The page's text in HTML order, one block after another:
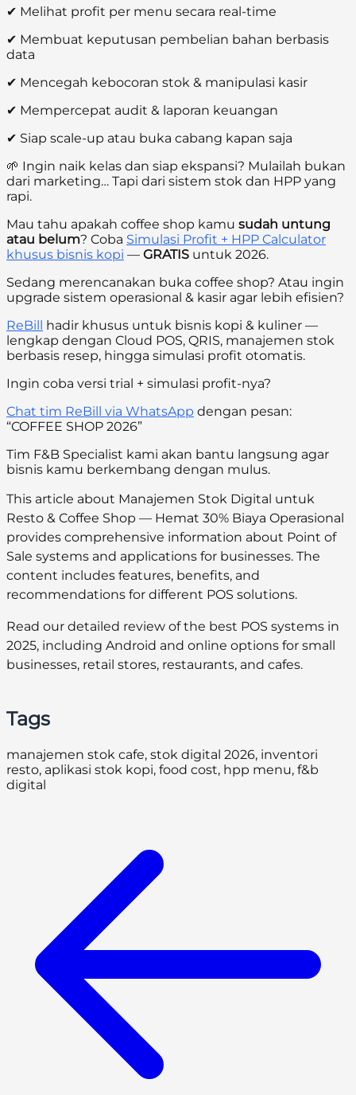
✔ Melihat profit per menu secara real-time
✔ Membuat keputusan pembelian bahan berbasis
data
✔ Mencegah kebocoran stok & manipulasi kasir
✔ Mempercepat audit & laporan keuangan
✔ Siap scale-up atau buka cabang kapan saja
🌱 Ingin naik kelas dan siap ekspansi? Mulailah bukan
dari marketing… Tapi dari sistem stok dan HPP yang
rapi.
Mau tahu apakah coffee shop kamu sudah untung
atau belum? Coba Simulasi Profit + HPP Calculator
khusus bisnis kopi — GRATIS untuk 2026.
Sedang merencanakan buka coffee shop? Atau ingin
upgrade sistem operasional & kasir agar lebih efisien?
ReBill
hadir khusus untuk bisnis kopi & kuliner —
lengkap dengan Cloud POS, QRIS, manajemen stok
berbasis resep, hingga simulasi profit otomatis.
Ingin coba versi trial + simulasi profit-nya?
Chat tim ReBill via WhatsApp dengan pesan:
“COFFEE SHOP 2026”
Tim F&B Specialist kami akan bantu langsung agar
bisnis kamu berkembang dengan mulus.
This article about Manajemen Stok Digital untuk
Resto & Coffee Shop — Hemat 30% Biaya Operasional
provides comprehensive information about Point of
Sale systems and applications for businesses. The
content includes features, benefits, and
recommendations for different POS solutions.
Read our detailed review of the best POS systems in
2025, including Android and online options for small
businesses, retail stores, restaurants, and cafes.
Tags
manajemen stok cafe, stok digital 2026, inventori
resto, aplikasi stok kopi, food cost, hpp menu, f&b
digital